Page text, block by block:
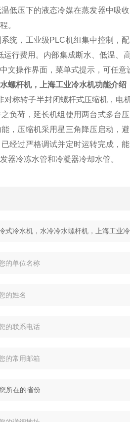
低压下的液态冷媒在蒸发器中吸
。
系统，工业级PLC机组集中控制，
运行费用。内部集成断水、低温
文操作界面，菜单式提示，可任意
螺杆机，上海工业冷水机功能介绍
对称转子半封闭螺杆式压缩机，
负荷，延长机组使用两台式多台
，压缩机采用星三角降压启动，
经过严格调试并定时运转完成，
器冷冻水管和冷凝器冷却水管。